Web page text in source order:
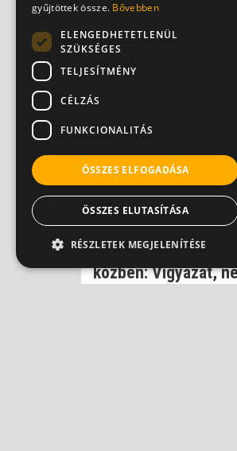
Gyakoribb, mint
Éles fájdalom vizelés
közben: Vigyázat,
gyűjtöttek össze. Bővebben
ELENGEDHETETLENÜL
SZÜKSÉGES
TELJESÍTMÉNY
CÉLZÁS
FUNKCIONALITÁS
ÖSSZES ELFOGADÁSA
ÖSSZES ELUTASÍTÁSA
RÉSZLETEK MEGJELENÍTÉSE